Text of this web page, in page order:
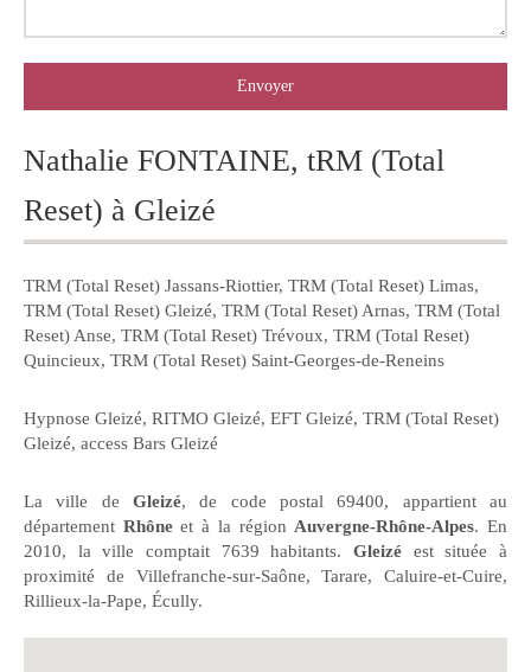
Envoyer
Nathalie FONTAINE, tRM (Total
Reset) à Gleizé
TRM (Total Reset) Jassans-Riottier, TRM (Total Reset) Limas,
TRM (Total Reset) Gleizé, TRM (Total Reset) Arnas, TRM (Total
Reset) Anse, TRM (Total Reset) Trévoux, TRM (Total Reset)
Quincieux, TRM (Total Reset) Saint-Georges-de-Reneins
Hypnose Gleizé, RITMO Gleizé, EFT Gleizé, TRM (Total Reset)
Gleizé, access Bars Gleizé
La ville de Gleizé, de code postal 69400, appartient au
département Rhôneet à la région Auvergne-Rhône-Alpes. En
2010, la ville comptait 7639 habitants. Gleizé est située à
proximité de Villefranche-sur-Saône, Tarare, Caluire-et-Cuire,
Rillieux-la-Pape, Écully.